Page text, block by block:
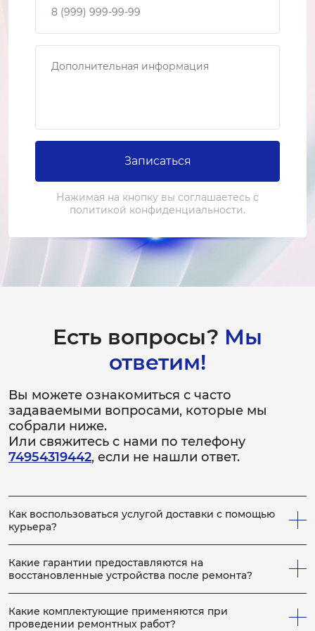
Сообщение
Записаться
Нажимая на кнопку вы соглашаетесь с
политикой конфиденциальности.
Есть вопросы? Мы
ответим!
Вы можете ознакомиться с часто
задаваемыми вопросами, которые мы
собрали ниже.
Или свяжитесь с нами по телефону
74954319442, если не нашли ответ.
Как воспользоваться услугой доставки с помощью
курьера?
Всё просто! Если у вас не получается привезти
неисправное устройство в сервис, вы можете заказать
нашего курьера, который заберет устройство на
ремонт, по выполнению которого, доставит устройство
обратно вам. Для этого сообщите менеджеру по
телефону, что вам необходим курьер. Услуги курьера
мы предоставляем бесплатно, как на приём устройства
Какие гарантии предоставляются на
восстановленные устройства после ремонта?
На каждое отремонтированное устройство выдается
гарантийный бланк с расширенной гарантией, срок
которой определяется в зависимости от конкретных
Какие комплектующие применяются при
проведении ремонтных работ?